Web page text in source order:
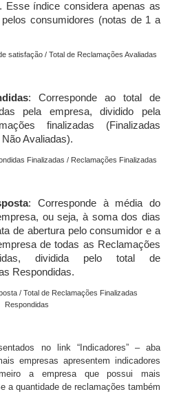
Esse índice considera apenas as
consumidores (notas de 1 a
satisfação / Total de Reclamações Avaliadas
: Corresponde ao total de
pela empresa, dividido pela
finalizadas (Finalizadas
Avaliadas).
Finalizadas / Reclamações Finalizadas
: Corresponde à média do
ou seja, à soma dos dias
de abertura pelo consumidor e a
de todas as Reclamações
dividida pelo total de
Respondidas.
/ Total de Reclamações Finalizadas
Respondidas
no link “Indicadores” – aba
empresas apresentem indicadores
a empresa que possui mais
a quantidade de reclamações também